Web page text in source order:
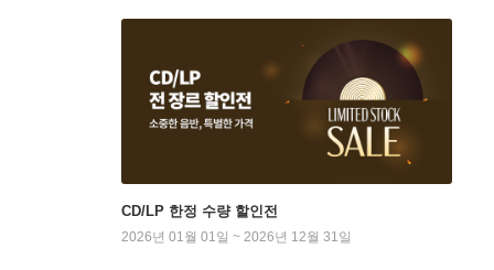
CD/LP 한정 수량 할인전
2026년 01월 01일 ~ 2026년 12월 31일